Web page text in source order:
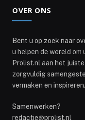
OVER ONS
Bent u op zoek naar
u helpen de wereld om
Prolist.nl aan het
zorgvuldig
vermaken en inspireren.
Samenwerken?
redactie@prolist.nl